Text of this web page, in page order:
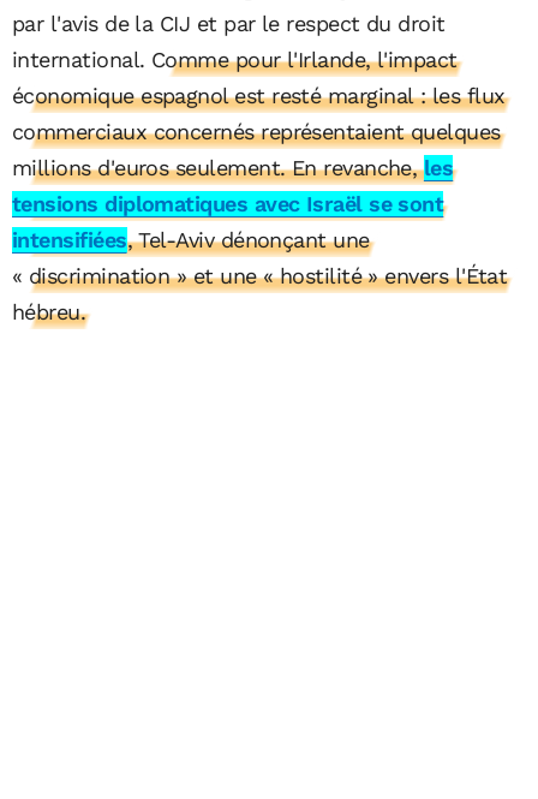
par l'avis de la CIJ et par le respect du droit
international. Comme pour l'Irlande, l'impact
économique espagnol est resté marginal : les flux
commerciaux concernés représentaient quelques
millions d'euros seulement. En revanche,les
tensions diplomatiques avec Israël se sont
intensifiées, Tel-Aviv dénonçant une
« discrimination » et une « hostilité » envers l'État
hébreu.